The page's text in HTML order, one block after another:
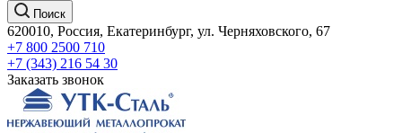
Поиск
620010, Россия, Екатеринбург, ул. Черняховского, 67
+7 800 2500 710
+7 (343) 216 54 30
Заказать звонок